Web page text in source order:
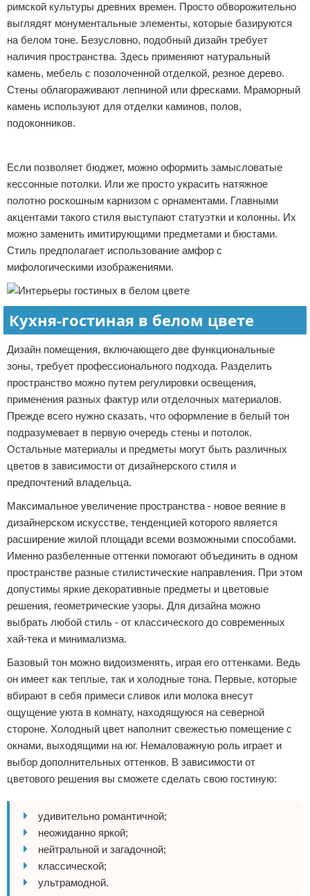
римской культуры древних времен. Просто обворожительно
выглядят монументальные элементы, которые базируются
на белом тоне. Безусловно, подобный дизайн требует
наличия пространства. Здесь применяют натуральный
камень, мебель с позолоченной отделкой, резное дерево.
Стены облагораживают лепниной или фресками. Мраморный
камень используют для отделки каминов, полов,
подоконников.
Если позволяет бюджет, можно оформить замысловатые
кессонные потолки. Или же просто украсить натяжное
полотно роскошным карнизом с орнаментами. Главными
акцентами такого стиля выступают статуэтки и колонны. Их
можно заменить имитирующими предметами и бюстами.
Стиль предполагает использование амфор с
мифологическими изображениями.
Кухня-гостиная в белом цвете
Дизайн помещения, включающего две функциональные
зоны, требует профессионального подхода. Разделить
пространство можно путем регулировки освещения,
применения разных фактур или отделочных материалов.
Прежде всего нужно сказать, что оформление в белый тон
подразумевает в первую очередь стены и потолок.
Остальные материалы и предметы могут быть различных
цветов в зависимости от дизайнерского стиля и
предпочтений владельца.
Максимальное увеличение пространства - новое веяние в
дизайнерском искусстве, тенденцией которого является
расширение жилой площади всеми возможными способами.
Именно разбеленные оттенки помогают объединить в одном
пространстве разные стилистические направления. При этом
допустимы яркие декоративные предметы и цветовые
решения, геометрические узоры. Для дизайна можно
выбрать любой стиль - от классического до современных
хай-тека и минимализма.
Базовый тон можно видоизменять, играя его оттенками. Ведь
он имеет как теплые, так и холодные тона. Первые, которые
вбирают в себя примеси сливок или молока внесут
ощущение уюта в комнату, находящуюся на северной
стороне. Холодный цвет наполнит свежестью помещение с
окнами, выходящими на юг. Немаловажную роль играет и
выбор дополнительных оттенков. В зависимости от
цветового решения вы сможете сделать свою гостиную:
удивительно романтичной;
неожиданно яркой;
нейтральной и загадочной;
классической;
ультрамодной.